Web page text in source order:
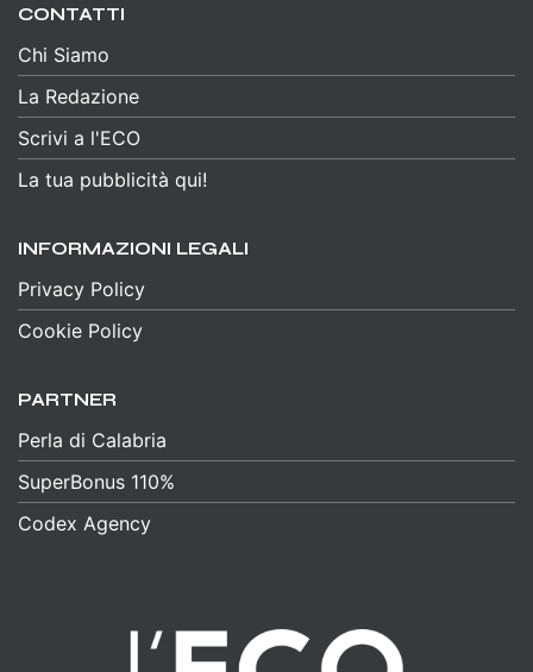
CONTATTI
Chi Siamo
La Redazione
Scrivi a l'ECO
La tua pubblicità qui!
INFORMAZIONI LEGALI
Privacy Policy
Cookie Policy
PARTNER
Perla di Calabria
SuperBonus 110%
Codex Agency